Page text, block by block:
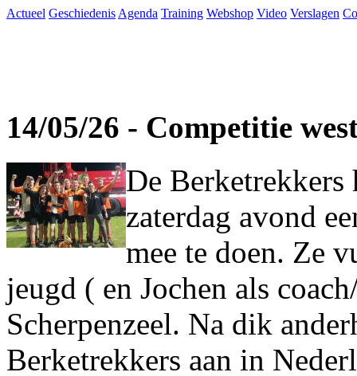
Actueel Geschiedenis Agenda Training Webshop Video Verslagen
14/05/26 - Competitie
De Berketrekkers
zaterdag avond
mee te doen. Ze
jeugd ( en Jochen als
Scherpenzeel. Na dik
Berketrekkers aan in